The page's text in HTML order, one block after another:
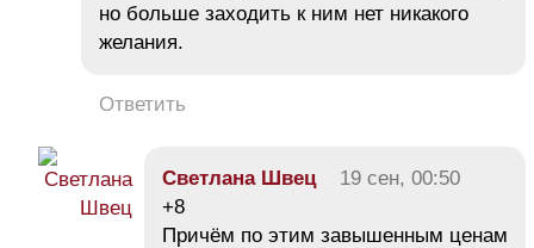
но больше заходить к ним нет никакого
желания.
Ответить
Светлана Швец
19 сен, 00:50
+8
Причём по этим завышенным ценам